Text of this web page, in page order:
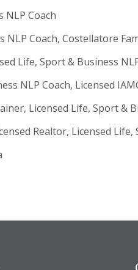
NLP Coach
Coach, Costellatore
Life, Sport & Business
NLP Coach, Licensed
Licensed Life, Sport &
Realtor, Licensed Life,